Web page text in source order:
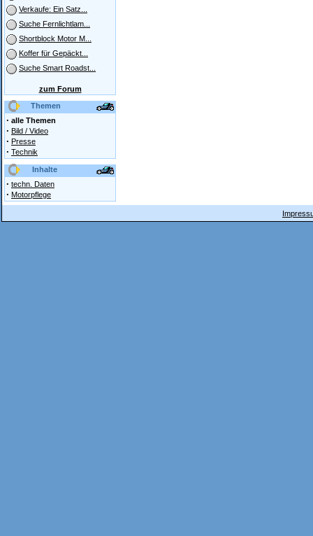
Verkaufe: Ein Satz...
Suche Fernlichtlam...
Shortblock Motor M...
Koffer für Gepäckt...
Suche Smart Roadst...
zum Forum
Themen
· alle Themen
· Bild / Video
· Presse
· Technik
Inhalte
· techn. Daten
· Motorpflege